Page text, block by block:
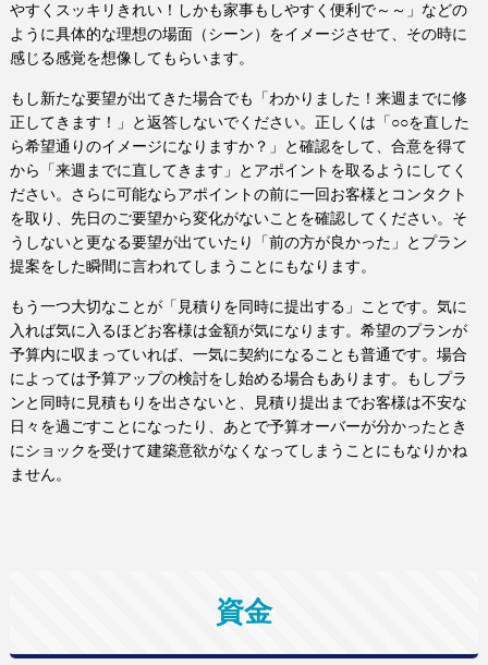
やすくスッキリきれい！しかも家事もしやすく便利で～～」などの
ように具体的な理想の場面（シーン）をイメージさせて、その時に
感じる感覚を想像してもらいます。
もし新たな要望が出てきた場合でも「わかりました！来週までに修
正してきます！」と返答しないでください。正しくは「○○を直した
ら希望通りのイメージになりますか？」と確認をして、合意を得て
から「来週までに直してきます」とアポイントを取るようにしてく
ださい。さらに可能ならアポイントの前に一回お客様とコンタクト
を取り、先日のご要望から変化がないことを確認してください。そ
うしないと更なる要望が出ていたり「前の方が良かった」とプラン
提案をした瞬間に言われてしまうことにもなります。
もう一つ大切なことが「見積りを同時に提出する」ことです。気に
入れば気に入るほどお客様は金額が気になります。希望のプランが
予算内に収まっていれば、一気に契約になることも普通です。場合
によっては予算アップの検討をし始める場合もあります。もしプラ
ンと同時に見積もりを出さないと、見積り提出までお客様は不安な
日々を過ごすことになったり、あとで予算オーバーが分かったとき
にショックを受けて建築意欲がなくなってしまうことにもなりかね
ません。
資金